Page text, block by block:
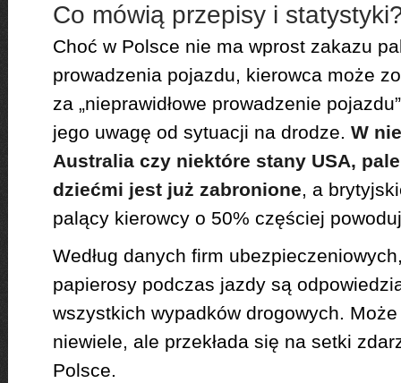
Co mówią przepisy i
Choć w Polsce nie ma wprost zakazu
prowadzenia pojazdu, kierowca może
za „nieprawidłowe prowadzenie
jego uwagę od sytuacji na drodze. W
Australia czy niektóre stany USA,
dziećmi jest już zabronione, a
palący kierowcy o 50% częściej
Według danych firm
papierosy podczas jazdy są
wszystkich wypadków drogowych.
niewiele, ale przekłada się na setki
Polsce.